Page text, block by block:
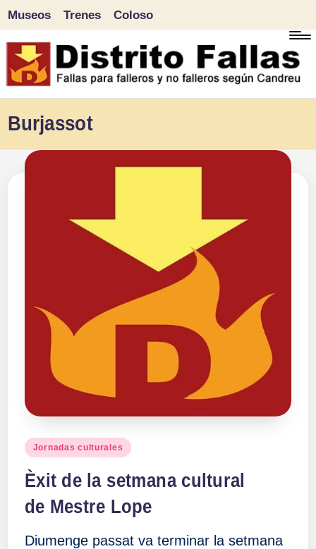
Saltar
al
Museos Trenes Coloso
Burjassot
Publicado
en
Jornadas culturales
Èxit de la setmana cultural
de Mestre Lope
Diumenge passat va terminar la setmana